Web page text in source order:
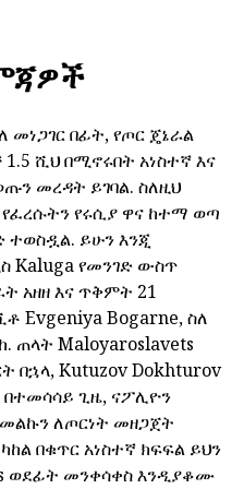
መነጋገር በፊት, የጦር ጄኔራል
ሺህ በሚኖሩበት አነስተኛ እና
መረዳት ይገባል. ስለዚህ
የሩሲያ ዋና ከተማ ወጣ
ተወስዷል. ይሁን እንጂ
Kaluga የመንገድ ውስጥ
አዘዘ እና ጥቅምት 21
Evgeniya Bogarne, ስለ
Maloyaroslavets
በኋላ, Kutuzov Dokhturov
በተመሳሳይ ጊዜ, ናፖሊዮን
ለጦርነት መዘጋጀት
በቁጥር አነስተኛ ክፍፍል ይህን
ወደፊት መንቀሳቀስ እንዲያቆሙ